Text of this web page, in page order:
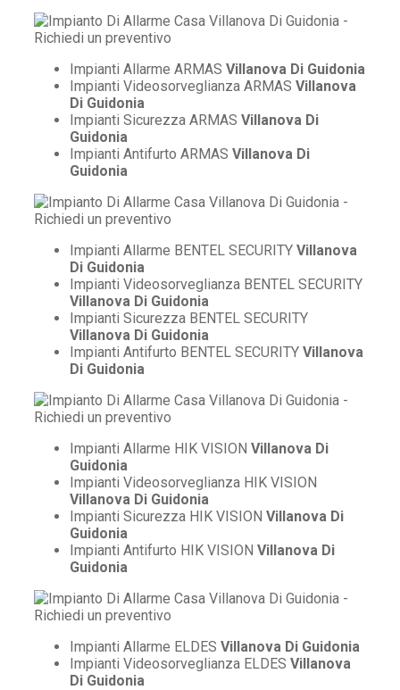
Impianti Allarme ARMAS Villanova Di Guidonia
Impianti Videosorveglianza ARMAS Villanova
Di Guidonia
Impianti Sicurezza ARMAS Villanova Di
Guidonia
Impianti Antifurto ARMAS Villanova Di
Guidonia
Impianti Allarme BENTEL SECURITY Villanova
Di Guidonia
Impianti Videosorveglianza BENTEL SECURITY
Villanova Di Guidonia
Impianti Sicurezza BENTEL SECURITY
Villanova Di Guidonia
Impianti Antifurto BENTEL SECURITY Villanova
Di Guidonia
Impianti Allarme HIK VISION Villanova Di
Guidonia
Impianti Videosorveglianza HIK VISION
Villanova Di Guidonia
Impianti Sicurezza HIK VISION Villanova Di
Guidonia
Impianti Antifurto HIK VISION Villanova Di
Guidonia
Impianti Allarme ELDES Villanova Di Guidonia
Impianti Videosorveglianza ELDES Villanova
Di Guidonia